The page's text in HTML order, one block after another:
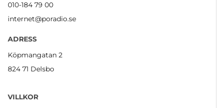
010-184 79 00
internet@poradio.se
ADRESS
Köpmangatan 2
824 71 Delsbo
VILLKOR